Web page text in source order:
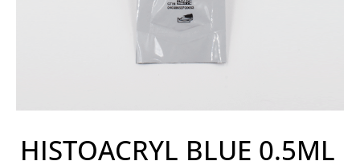
HISTOACRYL BLUE 0.5ML